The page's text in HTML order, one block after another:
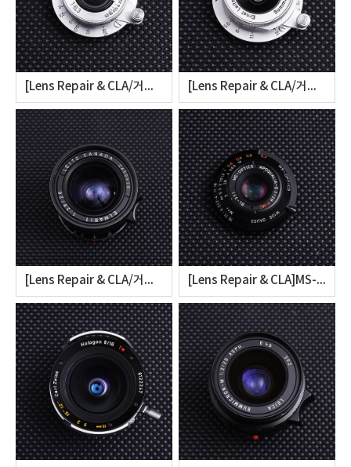
[Lens Repair & CLA/거인광학] Leitz Hektor 2.8cm f6.3 Disassembly (라이카 헥토르 28mm F5.6)의 렌즈 클리닝 및 오버홀 [Lens Repair & CLA/거인광학] Leitz Summaron 2.8cm f5.6 Red Scale Disassembly (라이카 레드 주마론 28mm F5.6의 헤이즈 클리닝 및 오버홀)
[Lens Repair & CLA/거인광학] Leica Elmarit 28mm F2.8 V2 Disassembly & CLA (라이카 엘마릿 28mm F2.8 2세대 전기형의 렌즈 오버홀 클리닝) [Lens Repair & CLA]MS-Optics Apoqualia-II 28mm F2 Disassembly (미야자키 광학 렌즈의 조리개 수리 및 초점교정, 헤이즈 클리닝)